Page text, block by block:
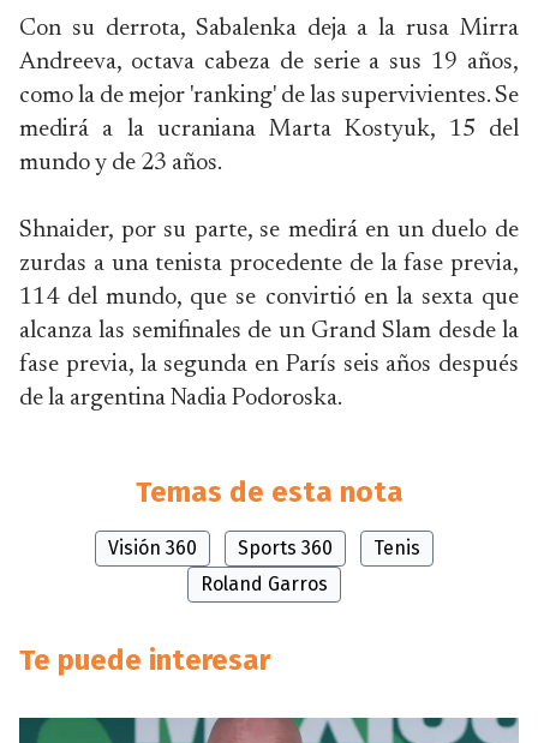
Con su derrota, Sabalenka deja a la rusa Mirra
Andreeva, octava cabeza de serie a sus 19 años,
como la de mejor 'ranking' de las supervivientes. Se
medirá a la ucraniana Marta Kostyuk, 15 del
mundo y de 23 años.
Shnaider, por su parte, se medirá en un duelo de
zurdas a una tenista procedente de la fase previa,
114 del mundo, que se convirtió en la sexta que
alcanza las semifinales de un Grand Slam desde la
fase previa, la segunda en París seis años después
de la argentina Nadia Podoroska.
Temas de esta nota
Visión 360 Sports 360
Tenis
Roland Garros
Te puede interesar